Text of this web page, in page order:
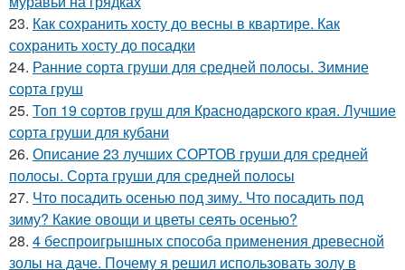
23. Как сохранить хосту до весны в квартире. Как
сохранить хосту до посадки
24. Ранние сорта груши для средней полосы. Зимние
сорта груш
25. Топ 19 сортов груш для Краснодарского края. Лучшие
сорта груши для кубани
26. Описание 23 лучших СОРТОВ груши для средней
полосы. Сорта груши для средней полосы
27. Что посадить осенью под зиму. Что посадить под
зиму? Какие овощи и цветы сеять осенью?
28. 4 беспроигрышных способа применения древесной
золы на даче. Почему я решил использовать золу в